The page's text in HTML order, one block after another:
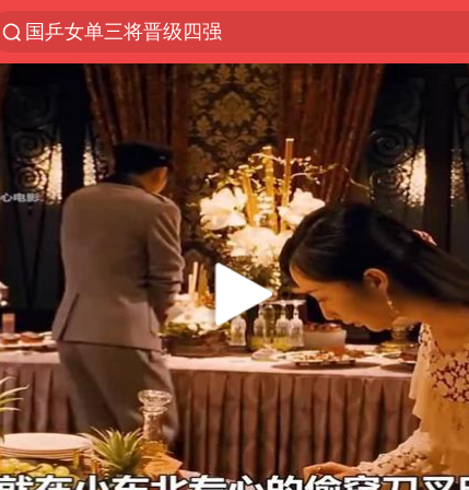
国乒女单三将晋级四强
光影经济撬动暑期消费新蓝海
马克·艾伦退出斯诺克中国公开赛
微信又有新功能，你可以“撤回”你的撤回了！
新疆优化调整景区内自驾服务费
上四休三，但降薪1000元，你接受吗？
情侣平潭拍日出坠崖1死1伤
央视新主播李秋莹孙亚鹏亮相
酒店回应车内过夜被收150元
黄金牛市回来了吗
杭州全市有序停课